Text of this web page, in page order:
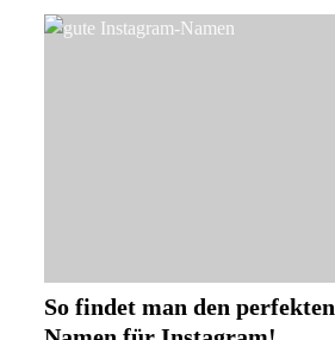
So findet man den perfekten